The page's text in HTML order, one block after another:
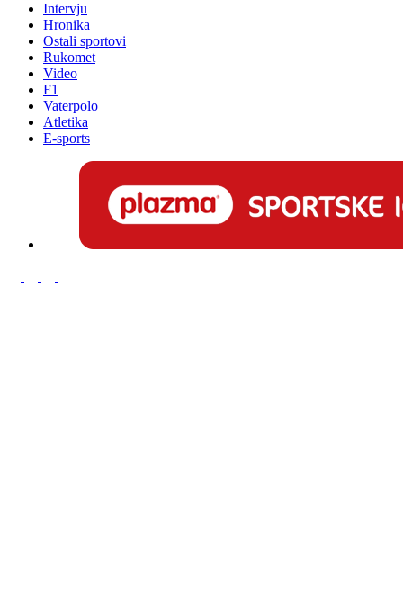
Intervju
Hronika
Ostali sportovi
Rukomet
Video
F1
Vaterpolo
Atletika
E-sports